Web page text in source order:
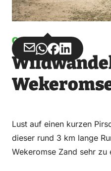
Gehen
Teilen
über
Email
Teilen
über
WhatsApp
Teilen
auf
Teilen
auf
Lust auf einen kurzen
dieser rund 3 km lange
Wekeromse Zand sehr zu